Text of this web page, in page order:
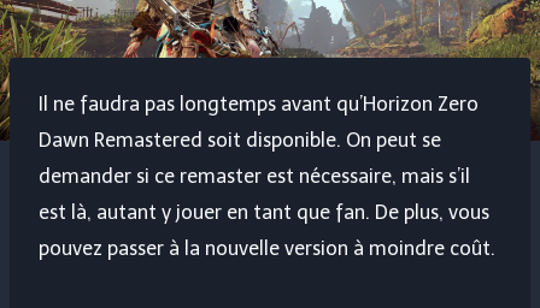
Il ne faudra pas longtemps avant qu’Horizon Zero
Dawn Remastered soit disponible. On peut se
demander si ce remaster est nécessaire, mais s’il
est là, autant y jouer en tant que fan. De plus, vous
pouvez passer à la nouvelle version à moindre coût.